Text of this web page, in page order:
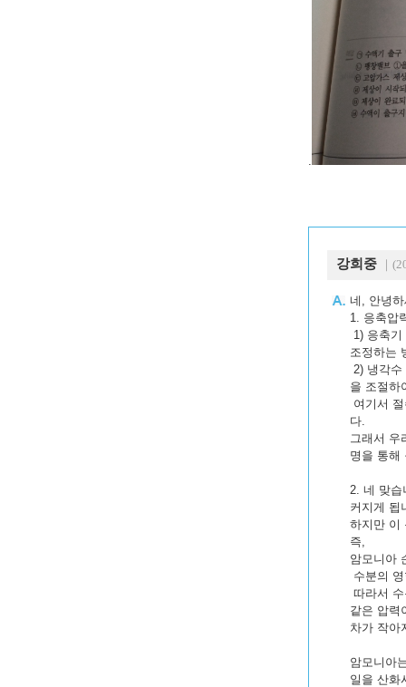
.
강희중 ｜
네, 안녕
1. 응축압
1) 응축
조정하는
2) 냉각수
을 조절하
여기서
다.
그래서 우
명을 통해
2. 네 맞습
커지게 됩
하지만 이
즉,
암모니아
수분의
따라서
같은 압력
차가 작아
암모니아
일을 산화